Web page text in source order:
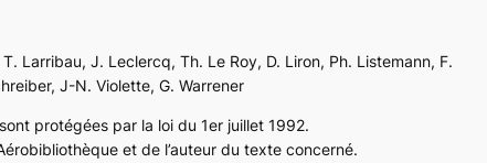
Larribau, J. Leclercq, Th. Le Roy, D. Liron, Ph. Listemann, F.
J-N. Violette, G. Warrener
protégées par la loi du 1er juillet 1992.
et de l’auteur du texte concerné.